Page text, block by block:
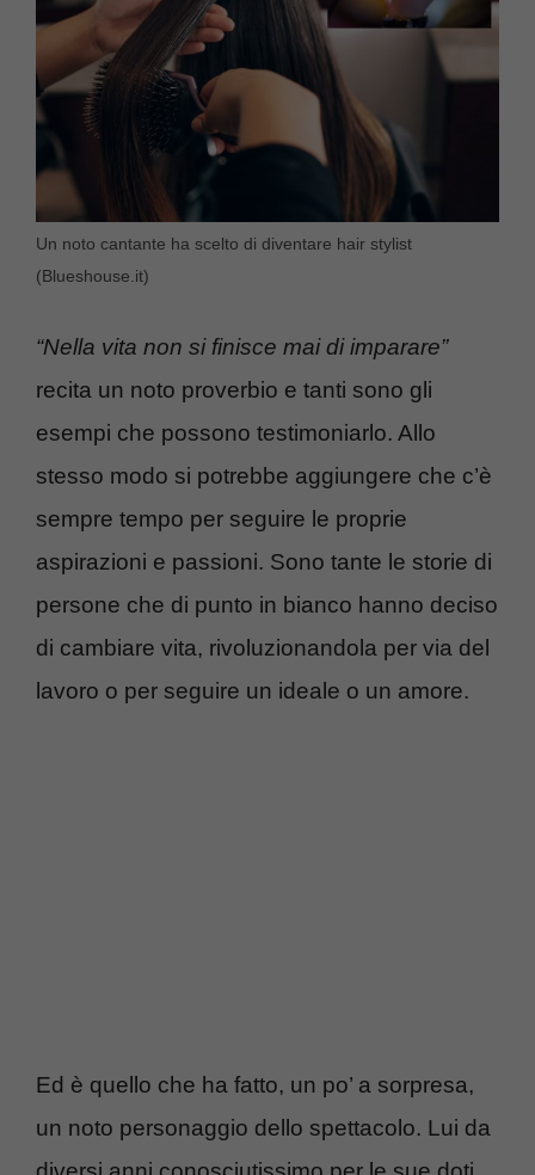
Un noto cantante ha scelto di diventare hair stylist
(Blueshouse.it)
“Nella vita non si finisce mai di imparare”
recita un noto proverbio e tanti sono gli
esempi che possono testimoniarlo. Allo
stesso modo si potrebbe aggiungere che c’è
sempre tempo per seguire le proprie
aspirazioni e passioni. Sono tante le storie di
persone che di punto in bianco hanno deciso
di cambiare vita, rivoluzionandola per via del
lavoro o per seguire un ideale o un amore.
Ed è quello che ha fatto, un po’ a sorpresa,
un noto personaggio dello spettacolo. Lui da